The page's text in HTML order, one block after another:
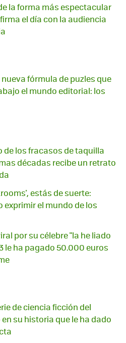
la forma más espectacular
el día con la audiencia
fórmula de puzles que
el mundo editorial: los
de los fracasos de taquilla
décadas recibe un retrato
estás de suerte:
exprimir el mundo de los
por su célebre "la he liado
le ha pagado 50.000 euros
de ciencia ficción del
su historia que le ha dado